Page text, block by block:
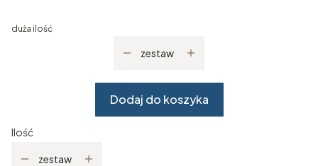
duża ilość
zestaw
Dodaj do koszyka
Ilość
zestaw